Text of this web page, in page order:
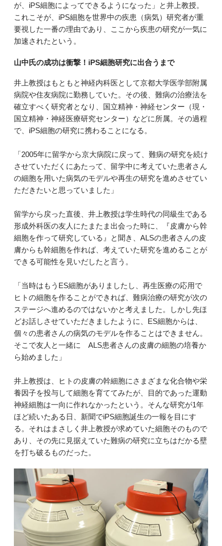
が、iPS細胞によってできるようになった」と井上教授。
これこそが、iPS細胞を世界中の疾患（病気）研究者が重
要視した一番の理由であり、ここから疾患の研究が一気に
加速されたという。
山中氏の成功は衝撃！iPS細胞研究に出合うまで
井上教授はもともと神経内科医として京都大学医学部附属
病院や住友病院に勤務していた。その後、難病の治療法を
確立すべく研究者となり、国立精神・神経センター（現・
国立精神・神経医療研究センター）などに所属。その過程
で、iPS細胞の研究に携わることになる。
「2005年に留学から京大病院に戻って、難病の研究を続け
させていただくにあたって、留学中に考えていた患者さん
の細胞を用いた病気のモデルや再生の研究を進めさせてい
ただきたいと思っていました」
留学から戻った直後、井上教授は学生時代の同級生である
形成外科医の友人にたまたま出会った時に、『皮膚から幹
細胞を作って研究している』と聞き、ALSの患者さんの皮
膚からも幹細胞を作れば、考えていた研究を進めることが
できる可能性を見いだしたと言う。
「当時はもうES細胞がありましたし、再生医療の応用で
ヒトの細胞を作ることができれば、難病治療の研究が次の
ステージへ進めるのではないかと考えました。しかし先ほ
どお話しさせていただきましたように、ES細胞からは、
個々の患者さんの病気のモデルを作ることはできません。
そこで友人と一緒に ALS患者さんの皮膚の細胞の培養か
ら始めました」
井上教授は、ヒトの皮膚の幹細胞にさまざまな化合物や栄
養因子を投与して細胞を育ててみたが、目的であった運動
神経細胞は一向に作れなかったという。そんな研究が1年
ほど続いたある日、新聞でiPS細胞誕生の一報を目にす
る。それはまさしく井上教授が求めていた細胞そのもので
あり、その先に見据えていた難病の研究に立ちはだかる壁
を打ち破るものだった。